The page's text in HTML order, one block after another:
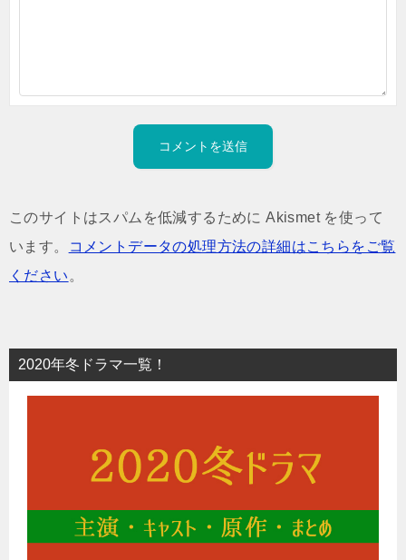
このサイトはスパムを低減するために Akismet を使って
います。
コメントデータの処理方法の詳細はこちらをご覧
ください 。
2020年冬ドラマ一覧！